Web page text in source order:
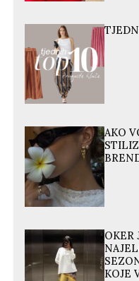
AKO
OKER
KOJE